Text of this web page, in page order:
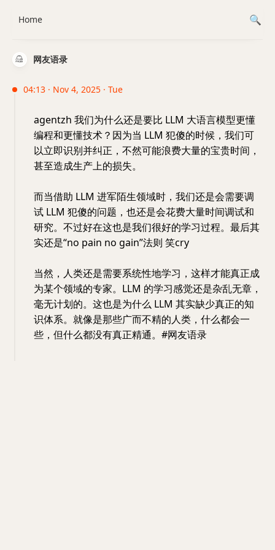
网友语录
04:13 · Nov 4, 2025 · Tue
agentzh 我们为什么还是要比 LLM 大语言模型更懂
编程和更懂技术？因为当 LLM 犯傻的时候，我们可
以立即识别并纠正，不然可能浪费大量的宝贵时间，
甚至造成生产上的损失。
而当借助 LLM 进军陌生领域时，我们还是会需要调
试 LLM 犯傻的问题，也还是会花费大量时间调试和
研究。不过好在这也是我们很好的学习过程。最后其
实还是“no pain no gain”法则 笑cry
当然，人类还是需要系统性地学习，这样才能真正成
为某个领域的专家。LLM 的学习感觉还是杂乱无章，
毫无计划的。这也是为什么 LLM 其实缺少真正的知
识体系。就像是那些广而不精的人类，什么都会一
些，但什么都没有真正精通。#网友语录
Home